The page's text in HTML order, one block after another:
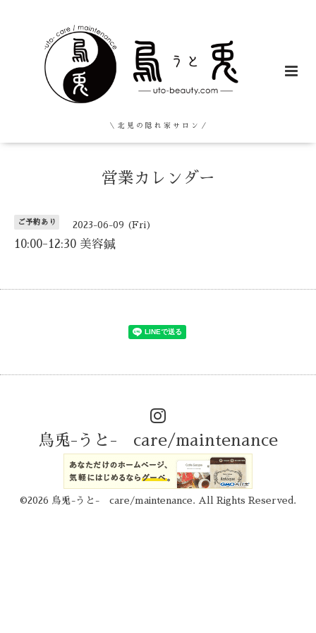
＼ 北 見 の 隠 れ 家 サ ロ ン ／
営業カレンダー
ご予約あり 2023-06-09 (Fri)
10:00-12:30 美容鍼
烏兎-うと- care/maintenance
©2026 烏兎-うと- care/maintenance . All Rights Reserved.